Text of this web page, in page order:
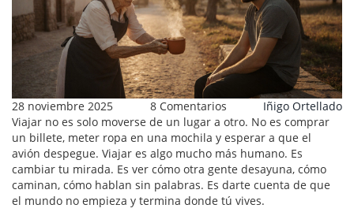
28 noviembre 2025 8 Comentarios
Iñigo Ortellado
Viajar no es solo moverse de un lugar a otro. No es comprar
un billete, meter ropa en una mochila y esperar a que el
avión despegue. Viajar es algo mucho más humano. Es
cambiar tu mirada. Es ver cómo otra gente desayuna, cómo
caminan, cómo hablan sin palabras. Es darte cuenta de que
el mundo no empieza y termina donde tú vives.